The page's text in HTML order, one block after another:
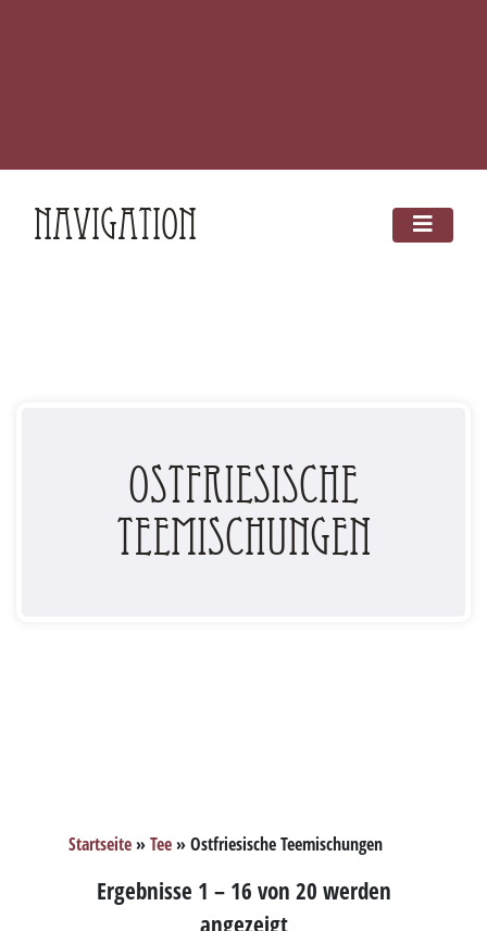
Navigation
Ostfriesische
Teemischungen
Startseite »Tee »Ostfriesische Teemischungen
Ergebnisse 1 – 16 von 20 werden
angezeigt